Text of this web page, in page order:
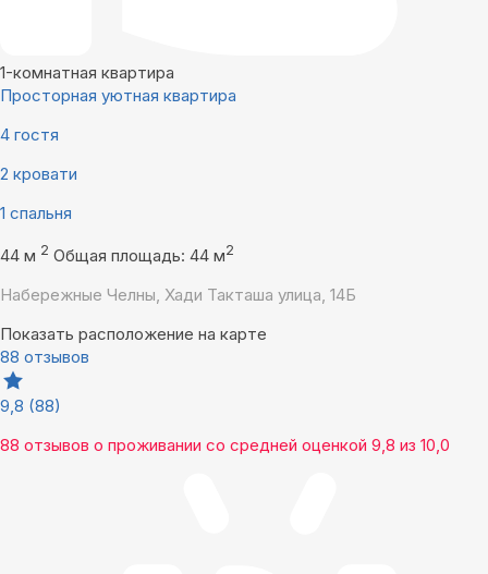
1-комнатная квартира
Просторная уютная квартира
4 гостя
2 кровати
1 спальня
44 м 2 Общая площадь: 44 м2
Набережные Челны, Хади Такташа улица, 14Б
Показать расположение на карте
88 отзывов
9,8 (88)
88 отзывов о проживании со средней оценкой 9,8 из 10,0